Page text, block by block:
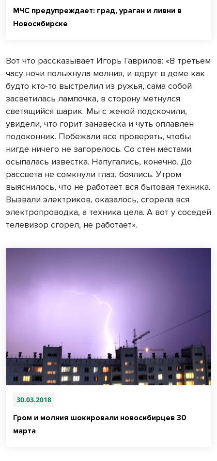
МЧС предупреждает: град, ураган и ливни в
Новосибирске
Вот что рассказывает Игорь Гаврилов: «В третьем
часу ночи полыхнула молния, и вдруг в доме как
будто кто-то выстрелил из ружья, сама собой
засветилась лампочка, в сторону метнулся
светящийся шарик. Мы с женой подскочили,
увидели, что горит занавеска и чуть оплавлен
подоконник. Побежали все проверять, чтобы
нигде ничего не загорелось. Со стен местами
осыпалась известка. Напугались, конечно. До
рассвета не сомкнули глаз, боялись. Утром
выяснилось, что не работает вся бытовая техника.
Вызвали электриков, оказалось, сгорела вся
электропроводка, а техника цела. А вот у соседей
телевизор сгорел, не работает».
30.03.2018
Гром и молния шокировали новосибирцев 30
марта